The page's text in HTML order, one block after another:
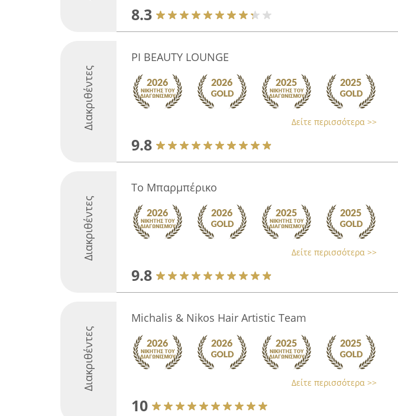
8.3
Διακριθέντες
PI BEAUTY LOUNGE
Δείτε περισσότερα >>
9.8
Διακριθέντες
Το Μπαρμπέρικο
Δείτε περισσότερα >>
9.8
Διακριθέντες
Michalis & Nikos Hair Artistic Team
Δείτε περισσότερα >>
10